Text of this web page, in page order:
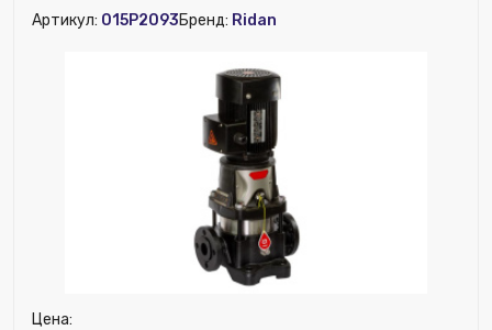
Нет
Артикул: 015P2093Бренд: Ridan
Цена: